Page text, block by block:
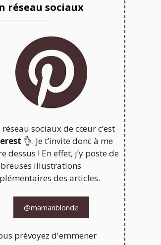
réseau sociaux
réseau sociaux de cœur c’est
👌. Je t’invite donc à me
dessus ! En effet, j’y poste de
illustrations
des articles.
@mamanblonde